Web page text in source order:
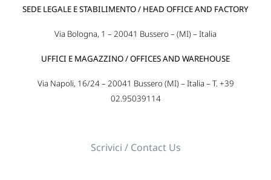
SEDE LEGALE E STABILIMENTO / HEAD OFFICE AND FACTORY
Via Bologna, 1 – 20041 Bussero – (MI) – Italia
UFFICI E MAGAZZINO / OFFICES AND WAREHOUSE
Via Napoli, 16/24 – 20041 Bussero (MI) – Italia – T. +39
02.95039114
Scrivici / Contact Us